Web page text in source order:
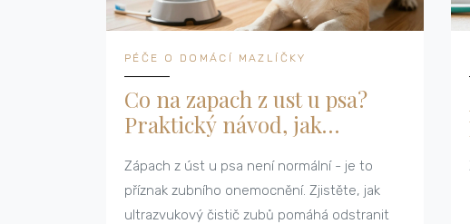
PÉČE O DOMÁCÍ MAZLÍČKY
Co na zapach z ust u psa?
Praktický návod, jak
ultrazvukovému čističi zubů
Zápach z úst u psa není normální - je to
příznak zubního onemocnění. Zjistěte, jak
ultrazvukový čistič zubů pomáhá odstranit